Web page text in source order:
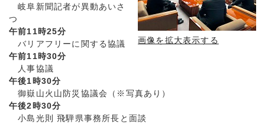
画像を拡大表示する
岐阜新聞記者が異動あいさ
つ
午前11時25分
バリアフリーに関する協議
午前11時30分
人事協議
午後1時30分
御嶽山火山防災協議会（※写真あり）
午後2時30分
小島光則 飛騨県事務所長と面談